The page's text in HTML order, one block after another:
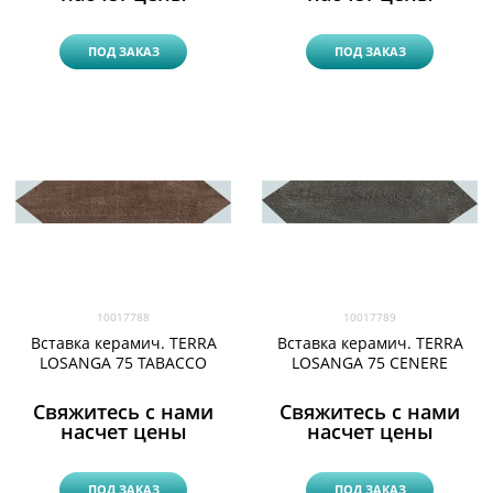
ПОД ЗАКАЗ ПОД ЗАКАЗ
10017788
Вставка керамич. TERRA
LOSANGA 75 TABACCO
Свяжитесь с нами
насчет цены
ПОД ЗАКАЗ
10017789
Вставка керамич. TERRA
LOSANGA 75 CENERE
Свяжитесь с нами
насчет цены
ПОД ЗАКАЗ